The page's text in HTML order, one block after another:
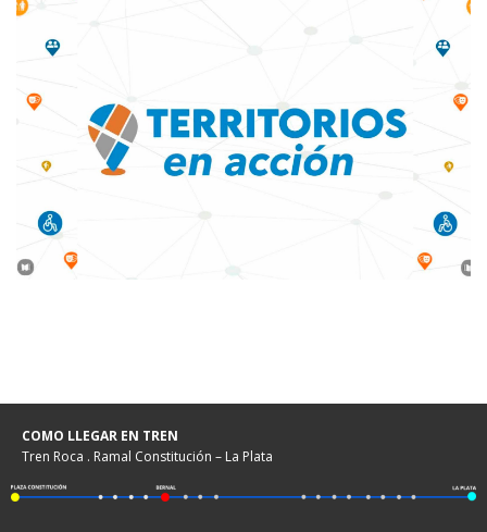
COMO LLEGAR EN TREN
Tren Roca . Ramal Constitución – La Plata